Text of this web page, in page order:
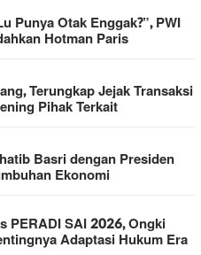
Punya Otak Enggak?”, PWI
Hotman Paris
Terungkap Jejak Transaksi
Pihak Terkait
Basri dengan Presiden
Ekonomi
PERADI SAI 2026, Ongki
Adaptasi Hukum Era